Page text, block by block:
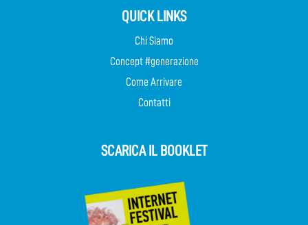
QUICK LINKS
Chi Siamo
Concept #generazione
Come Arrivare
Contatti
SCARICA IL BOOKLET